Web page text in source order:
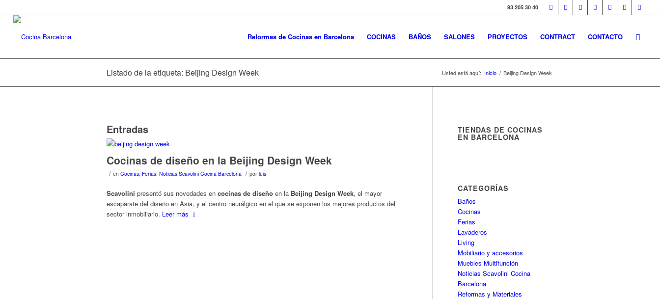
93 205 30 40
Reformas de Cocinas en Barcelona COCINAS BAÑOS SALONES PROYECTOS CONTRACT CONTACTO
Listado de la etiqueta: Beijing Design Week Usted está aquí: Inicio / Beijing Design Week
Entradas
Cocinas de diseño en la Beijing Design Week
/ en Cocinas, Ferias, Noticias Scavolini Cocina Barcelona / por luis
Scavolini presentó sus novedades en cocinas de diseño en la Beijing Design Week, el mayor
escaparate del diseño en Asia, y el centro neurálgico en el que se exponen los mejores productos del
sector inmobiliario. Leer más
TIENDAS DE COCINAS
EN BARCELONA
CATEGORÍAS
Baños
Cocinas
Ferias
Lavaderos
Living
Mobiliario y accesorios
Muebles Multifunción
Noticias Scavolini Cocina
Barcelona
Reformas y Materiales